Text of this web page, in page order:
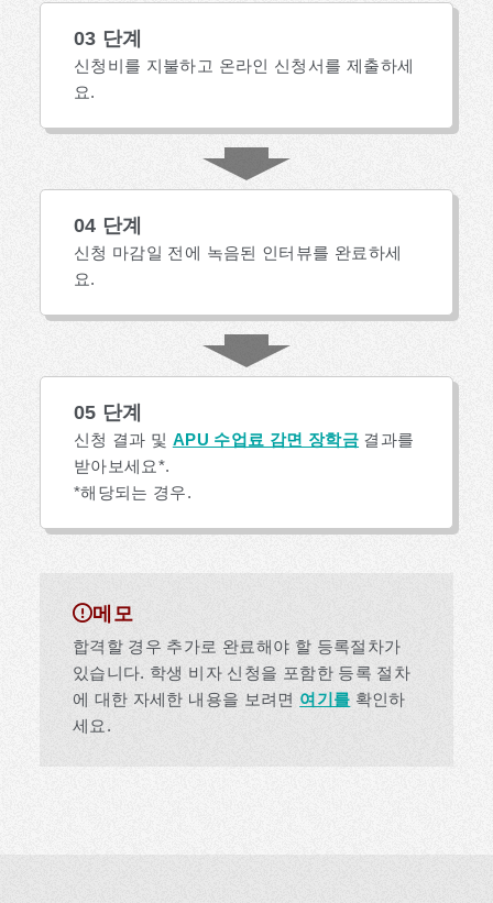
03 단계
신청비를 지불하고 온라인 신청서를 제출하세
요.
04 단계
신청 마감일 전에 녹음된 인터뷰를 완료하세
요.
05 단계
신청 결과 및 APU 수업료 감면 장학금 결과를
받아보세요*.
*해당되는 경우.
메모
합격할 경우 추가로 완료해야 할 등록절차가
있습니다. 학생 비자 신청을 포함한 등록 절차
에 대한 자세한 내용을 보려면 여기를 확인하
세요.